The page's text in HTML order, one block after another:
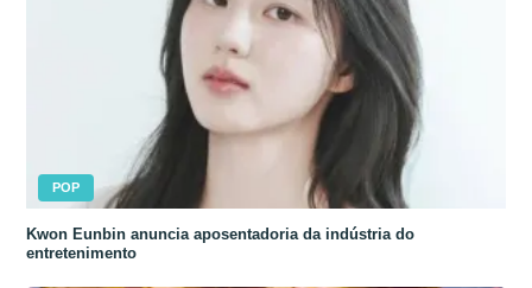
POP
Kwon Eunbin anuncia aposentadoria da indústria do
entretenimento